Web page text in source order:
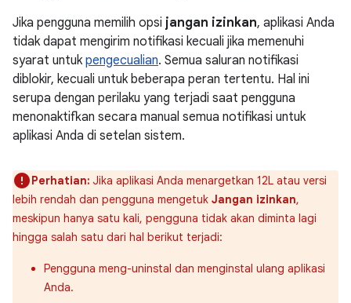
Jika pengguna memilih opsi jangan izinkan, aplikasi Anda
tidak dapat mengirim notifikasi kecuali jika memenuhi
syarat untuk pengecualian. Semua saluran notifikasi
diblokir, kecuali untuk beberapa peran tertentu. Hal ini
serupa dengan perilaku yang terjadi saat pengguna
menonaktifkan secara manual semua notifikasi untuk
aplikasi Anda di setelan sistem.
Perhatian: Jika aplikasi Anda menargetkan 12L atau versi
lebih rendah dan pengguna mengetuk Jangan izinkan,
meskipun hanya satu kali, pengguna tidak akan diminta lagi
hingga salah satu dari hal berikut terjadi:
Pengguna meng-uninstal dan menginstal ulang aplikasi
Anda.